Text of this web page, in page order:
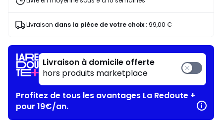
Livraison dans la pièce de votre choix: 99,00 €
Livraison à domicile offerte
hors produits marketplace
Profitez de tous les avantages La Redoute +
pour 19€/an.